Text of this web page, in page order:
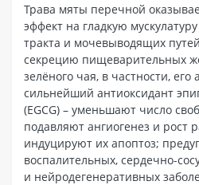
Трава мяты перечной
эффект на гладкую
тракта и мочевыводящих
секрецию пищеварительных
зелёного чая, в частности,
сильнейший антиоксидант
(EGCG) – уменьшают число
подавляют ангиогенез и рост
индуцируют их апоптоз;
воспалительных, сердечно-
и нейродегенеративных